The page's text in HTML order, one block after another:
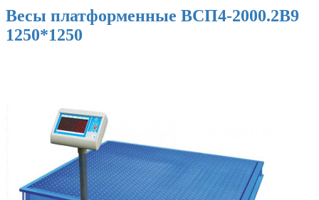
Весы платформенные ВСП4-2000.2В9
1250*1250